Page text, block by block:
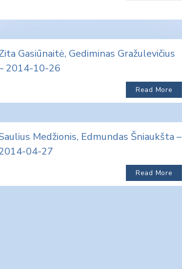
Gasiūnaitė, Gediminas Gražulevičius
2014-10-26
Read More
Medžionis, Edmundas Šniaukšta –
04-27
Read More